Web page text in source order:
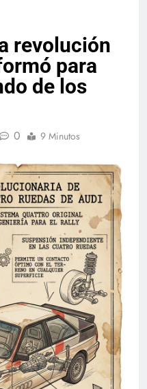
revolución
para
de los
0 9 Minutos